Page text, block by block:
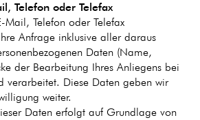
Telefon oder Telefax
Mail, Telefon oder Telefax
Anfrage inklusive aller daraus
Daten (Name,
der Bearbeitung Ihres Anliegens bei
verarbeitet. Diese Daten geben wir
weiter.
Daten erfolgt auf Grundlage von